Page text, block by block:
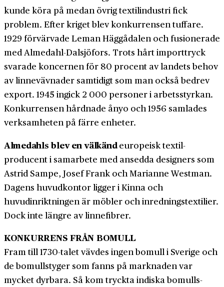
kunde köra på medan övrig textil­industri fick
problem. Efter kriget blev konkurrensen tuffare.
1929 förvärvade Leman Häggådalen och fusionerade
med Almedahl-Dalsjöfors. Trots hårt import­tryck
svarade koncernen för 80 procent av landets behov
av linne­vävnader samtidigt som man också bedrev
export. 1945 ingick 2 000 personer i arbets­styrkan.
Konkurrensen hårdnade ånyo och 1956 samlades
verksamheten på färre enheter.
Almedahls blev en välkändeuropeisk textil­
producent i samarbete med ansedda designers som
Astrid Sampe, Josef Frank och Marianne Westman.
Dagens huvudkontor ligger i Kinna och
huvudinriktningen är möbler och inrednings­textilier.
Dock inte längre av linne­fibrer.
KONKURRENS FRÅN BOMULL
Fram till 1730-talet vävdes ingen bomull i Sverige och
de bomulls­tyger som fanns på marknaden var
mycket dyrbara. Så kom tryckta indiska bomulls­